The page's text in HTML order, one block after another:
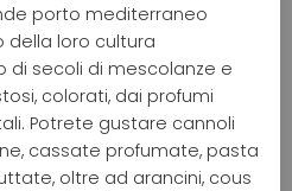
porto mediterraneo
della loro cultura
di secoli di mescolanze e
colorati, dai profumi
Potrete gustare cannoli
cassate profumate, pasta
oltre ad arancini, cous